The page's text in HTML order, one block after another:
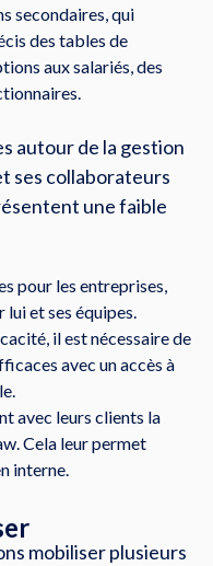
secondaires, qui
des tables de
aux salariés, des
autour de la gestion
ses collaborateurs
une faible
pour les entreprises,
et ses équipes.
il est nécessaire de
avec un accès à
avec leurs clients la
Cela leur permet
interne.
mobiliser plusieurs